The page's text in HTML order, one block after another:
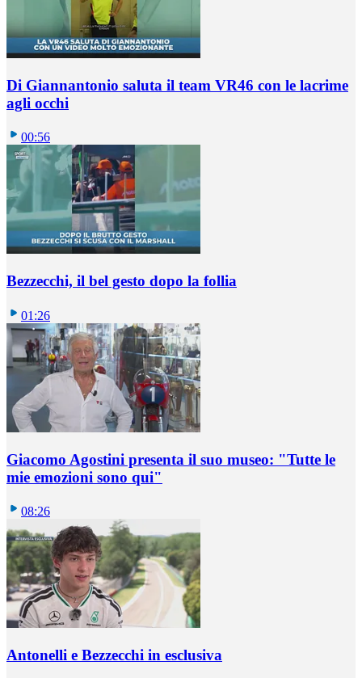
Di Giannantonio saluta il team VR46 con le lacrime
agli occhi
00:56
Bezzecchi, il bel gesto dopo la follia
01:26
Giacomo Agostini presenta il suo museo: "Tutte le
mie emozioni sono qui"
08:26
Antonelli e Bezzecchi in esclusiva